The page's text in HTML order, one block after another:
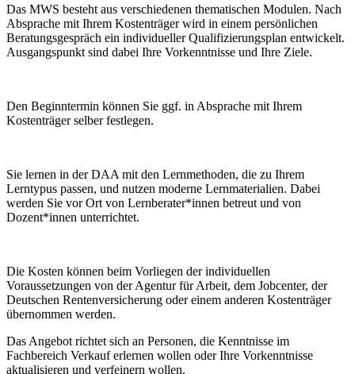
Das MWS besteht aus verschiedenen thematischen Modulen. Nach
Absprache mit Ihrem Kostenträger wird in einem persönlichen
Beratungsgespräch ein individueller Qualifizierungsplan entwickelt.
Ausgangspunkt sind dabei Ihre Vorkenntnisse und Ihre Ziele.
Den Beginntermin können Sie ggf. in Absprache mit Ihrem
Kostenträger selber festlegen.
Sie lernen in der DAA mit den Lernmethoden, die zu Ihrem
Lerntypus passen, und nutzen moderne Lernmaterialien. Dabei
werden Sie vor Ort von Lernberater*innen betreut und von
Dozent*innen unterrichtet.
Die Kosten können beim Vorliegen der individuellen
Voraussetzungen von der Agentur für Arbeit, dem Jobcenter, der
Deutschen Rentenversicherung oder einem anderen Kostenträger
übernommen werden.
Das Angebot richtet sich an Personen, die Kenntnisse im
Fachbereich Verkauf erlernen wollen oder Ihre Vorkenntnisse
aktualisieren und verfeinern wollen.